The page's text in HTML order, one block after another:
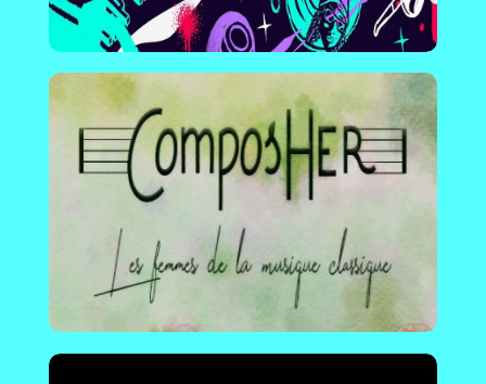
Madame Rap
France | Média en ligne qui donne de la visibilité
aux rappeuses et aux artistes queer de la
culture hip-hop, grâce à des interviews, des
playlists et un recensement des rappeuses.
En savoir plus !